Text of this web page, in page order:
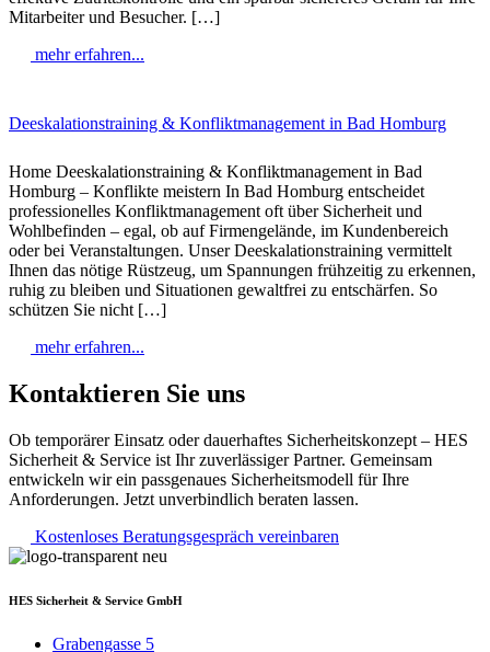
Mitarbeiter und Besucher. […]
mehr erfahren...
Deeskalationstraining & Konfliktmanagement in Bad Homburg
Home Deeskalationstraining & Konfliktmanagement in Bad
Homburg – Konflikte meistern In Bad Homburg entscheidet
professionelles Konfliktmanagement oft über Sicherheit und
Wohlbefinden – egal, ob auf Firmengelände, im Kundenbereich
oder bei Veranstaltungen. Unser Deeskalationstraining vermittelt
Ihnen das nötige Rüstzeug, um Spannungen frühzeitig zu erkennen,
ruhig zu bleiben und Situationen gewaltfrei zu entschärfen. So
schützen Sie nicht […]
mehr erfahren...
Kontaktieren Sie uns
Ob temporärer Einsatz oder dauerhaftes Sicherheitskonzept – HES
Sicherheit & Service ist Ihr zuverlässiger Partner. Gemeinsam
entwickeln wir ein passgenaues Sicherheitsmodell für Ihre
Anforderungen. Jetzt unverbindlich beraten lassen.
Kostenloses Beratungsgespräch vereinbaren
HES Sicherheit & Service GmbH
Grabengasse 5